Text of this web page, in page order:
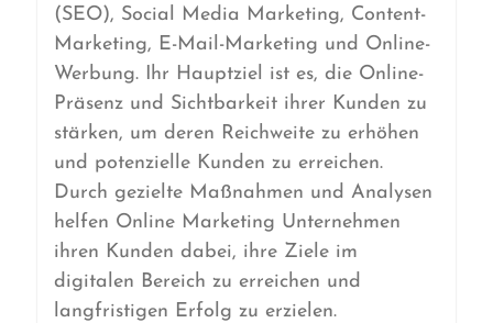
(SEO), Social Media Marketing, Content-
Marketing, E-Mail-Marketing und Online-
Werbung. Ihr Hauptziel ist es, die Online-
Präsenz und Sichtbarkeit ihrer Kunden zu
stärken, um deren Reichweite zu erhöhen
und potenzielle Kunden zu erreichen.
Durch gezielte Maßnahmen und Analysen
helfen Online Marketing Unternehmen
ihren Kunden dabei, ihre Ziele im
digitalen Bereich zu erreichen und
langfristigen Erfolg zu erzielen.